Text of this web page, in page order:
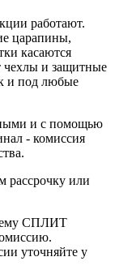
работают.
царапины,
касаются
чехлы и защитные
и под любые
и с помощью
- комиссия
рассрочку или
СПЛИТ
уточняйте у